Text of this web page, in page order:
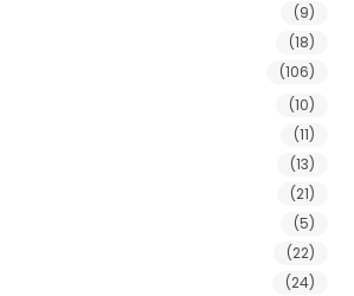
(9)
(18)
(106)
(10)
(11)
(13)
(21)
(5)
(22)
(24)